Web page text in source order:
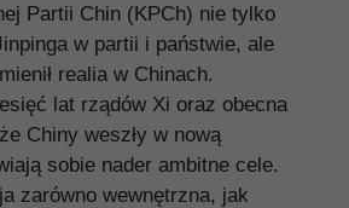
Partii Chin (KPCh) nie tylko
w partii i państwie, ale
realia w Chinach.
lat rządów Xi oraz obecna
Chiny weszły w nową
sobie nader ambitne cele.
zarówno wewnętrzna, jak